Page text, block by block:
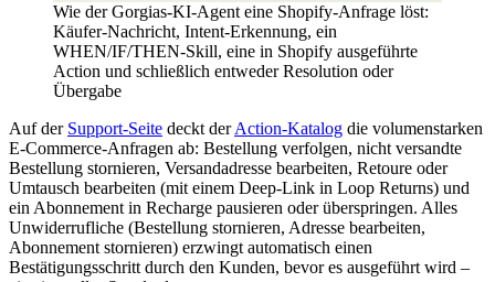
Wie der Gorgias-KI-Agent eine Shopify-Anfrage löst:
Käufer-Nachricht, Intent-Erkennung, ein
WHEN/IF/THEN-Skill, eine in Shopify ausgeführte
Action und schließlich entweder Resolution oder
Übergabe
Auf der Support-Seite deckt derAction-Katalog die volumenstarken
E-Commerce-Anfragen ab: Bestellung verfolgen, nicht versandte
Bestellung stornieren, Versandadresse bearbeiten, Retoure oder
Umtausch bearbeiten (mit einem Deep-Link in Loop Returns) und
ein Abonnement in Recharge pausieren oder überspringen. Alles
Unwiderrufliche (Bestellung stornieren, Adresse bearbeiten,
Abonnement stornieren) erzwingt automatisch einen
Bestätigungsschritt durch den Kunden, bevor es ausgeführt wird –